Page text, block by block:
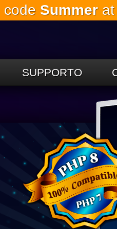
code Summerat
SUPPORTO